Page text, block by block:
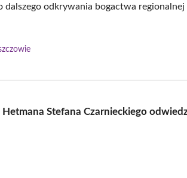
dalszego odkrywania bogactwa
Stefana Czarnieckiego